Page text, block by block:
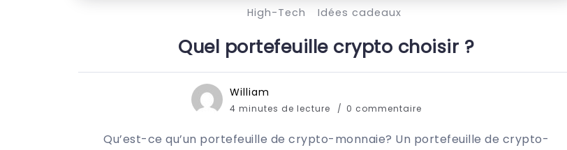
High-Tech Idées cadeaux
Quel portefeuille crypto choisir ?
William
4 minutes de lecture 0 commentaire
Qu’est-ce qu’un portefeuille de crypto-monnaie? Un portefeuille de crypto-